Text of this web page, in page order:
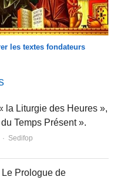
les textes fondateurs
la Liturgie des Heures »,
Temps Présent ».
Author
Sedifop
Le Prologue de